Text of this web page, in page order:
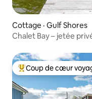
Cottage · Gulf Shores
Chalet Bay – jetée
Coup de cœur
Coup de cœur